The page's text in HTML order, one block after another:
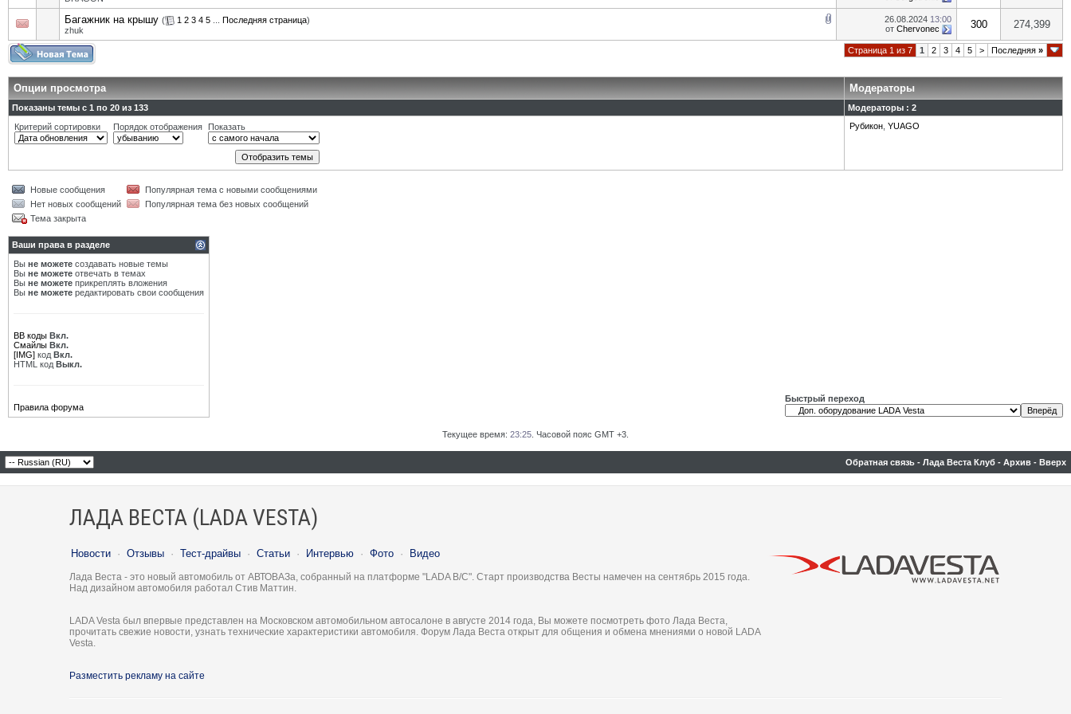
Багажник на крышу ( 1 2 3 4 5 Последняя страница)
zhuk
26.08.2024 13:00
от Chervonec 300 274,399
Страница 1 из 7 1 2 3 4 5 > Последняя »
Опции просмотра Модераторы
Показаны темы с 1 по 20 из 133
Модераторы : 2
Критерий сортировки
Порядок отображения Показать Рубикон YUAGO
Новые сообщения
Популярная тема с новыми сообщениями
Нет новых сообщений
Популярная тема без новых сообщений
Тема закрыта
Ваши права в разделе
Вы не можете создавать новые темы
Вы не можете отвечать в темах
Вы не можете прикреплять вложения
Вы не можете редактировать свои сообщения
BB коды Вкл.
Смайлы Вкл.
[IMG] код Вкл.
HTML код Выкл.
Правила форума
Быстрый переход
Текущее время: 23:25 . Часовой пояс GMT +3.
Обратная связь - Лада Веста Клуб - Архив - Вверх
ЛАДА ВЕСТА (LADA VESTA)
Новости · Отзывы · Тест-драйвы · Статьи · Интервью · Фото · Видео
Лада Веста - это новый автомобиль от АВТОВАЗа, собранный на платформе "LADA B/C". Старт производства Весты намечен на сентябрь 2015 года.
Над дизайном автомобиля работал Стив Маттин.
LADA Vesta был впервые представлен на Московском автомобильном автосалоне в августе 2014 года, Вы можете посмотреть фото Лада Веста,
прочитать свежие новости, узнать технические характеристики автомобиля. Форум Лада Веста открыт для общения и обмена мнениями о новой LADA
Vesta.
Разместить рекламу на сайте